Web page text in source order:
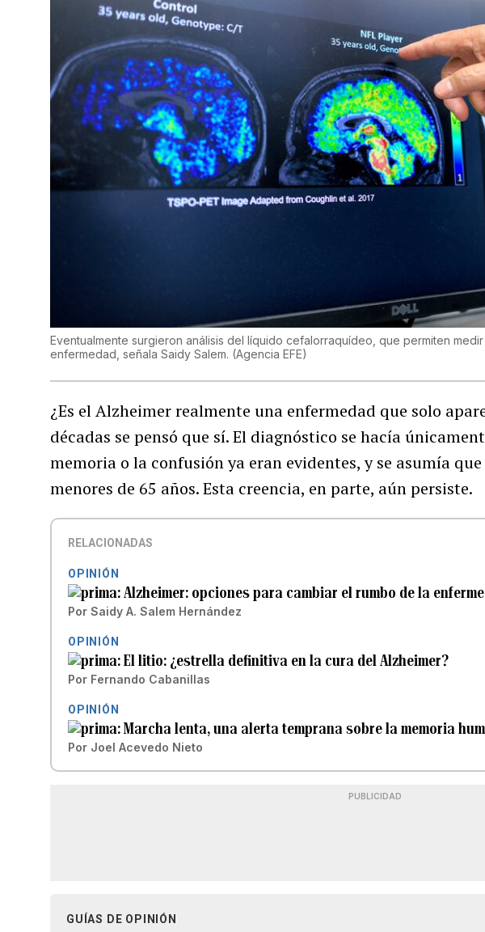
Eventualmente surgieron análisis del líquido cefalorraquídeo, que permiten
enfermedad, señala Saidy Salem. (Agencia EFE)
¿Es el Alzheimer realmente una enfermedad que solo
décadas se pensó que sí. El diagnóstico se hacía
memoria o la confusión ya eran evidentes, y se asumía
menores de 65 años. Esta creencia, en parte, aún persiste.
RELACIONADAS
OPINIÓN
Alzheimer: opciones para cambiar el rumbo de la
Por Saidy A. Salem Hernández
OPINIÓN
El litio: ¿estrella definitiva en la cura del Alzheimer?
Por Fernando Cabanillas
OPINIÓN
Marcha lenta, una alerta temprana sobre la memoria
Por Joel Acevedo Nieto
PUBLICIDAD
GUÍAS DE OPINIÓN